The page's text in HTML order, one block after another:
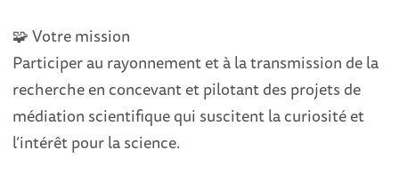
🧩 Votre mission
Participer au rayonnement et à la transmission de la
recherche en concevant et pilotant des projets de
médiation scientifique qui suscitent la curiosité et
l’intérêt pour la science.